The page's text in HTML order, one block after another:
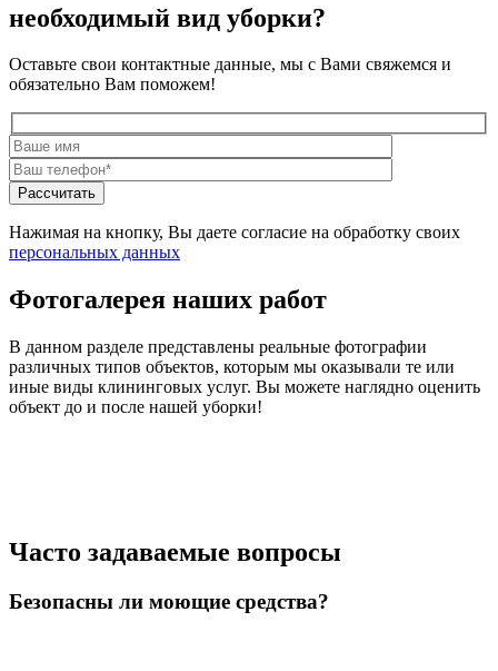
необходимый вид уборки?
Оставьте свои контактные данные, мы с Вами свяжемся и
обязательно Вам поможем!
Нажимая на кнопку, Вы даете согласие на обработку своих
персональных данных
Фотогалерея наших работ
В данном разделе представлены реальные фотографии
различных типов объектов, которым мы оказывали те или
иные виды клининговых услуг. Вы можете наглядно оценить
объект до и после нашей уборки!
Часто задаваемые вопросы
Безопасны ли моющие средства?